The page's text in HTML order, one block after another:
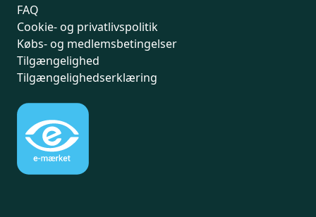
FAQ
Cookie- og privatlivspolitik
Købs- og medlemsbetingelser
Tilgængelighed
Tilgængelighedserklæring